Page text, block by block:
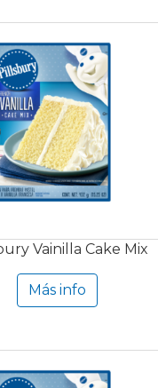
Vainilla Cake Mix
Más info